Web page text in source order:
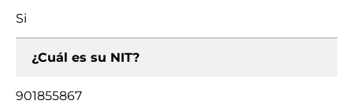
Si
¿Cuál es su NIT?
901855867